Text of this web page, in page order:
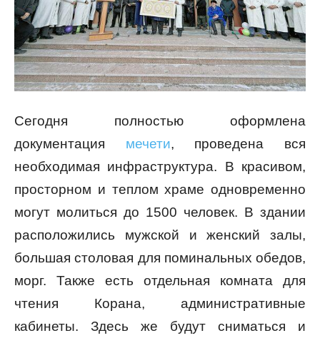
Сегодня полностью оформлена
документация мечети, проведена вся
необходимая инфраструктура. В красивом,
просторном и теплом храме одновременно
могут молиться до 1500 человек. В здании
расположились мужской и женский залы,
большая столовая для поминальных обедов,
морг. Также есть отдельная комната для
чтения Корана, административные
кабинеты. Здесь же будут сниматься и